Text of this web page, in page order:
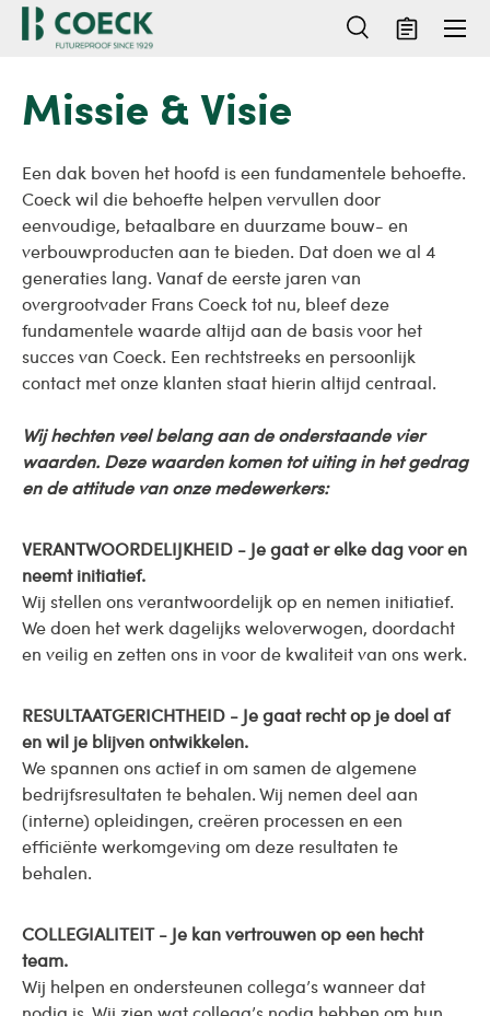
naar inhoud
ZoekenMandje
Menu
Missie & Visie
Een dak boven het hoofd is een fundamentele behoefte.
Coeck wil die behoefte helpen vervullen door
eenvoudige, betaalbare en duurzame bouw- en
verbouwproducten aan te bieden. Dat doen we al 4
generaties lang. Vanaf de eerste jaren van
overgrootvader Frans Coeck tot nu, bleef deze
fundamentele waarde altijd aan de basis voor het
succes van Coeck. Een rechtstreeks en persoonlijk
contact met onze klanten staat hierin altijd centraal.
Wij hechten veel belang aan de onderstaande vier
waarden. Deze waarden komen tot uiting in het gedrag
en de attitude van onze medewerkers:
VERANTWOORDELIJKHEID - Je gaat er elke dag voor en
neemt initiatief.
Wij stellen ons verantwoordelijk op en nemen initiatief.
We doen het werk dagelijks weloverwogen, doordacht
en veilig en zetten ons in voor de kwaliteit van ons werk.
RESULTAATGERICHTHEID - Je gaat recht op je doel af
en wil je blijven ontwikkelen.
We spannen ons actief in om samen de algemene
bedrijfsresultaten te behalen. Wij nemen deel aan
(interne) opleidingen, creëren processen en een
efficiënte werkomgeving om deze resultaten te
behalen.
COLLEGIALITEIT - Je kan vertrouwen op een hecht
team.
Wij helpen en ondersteunen collega’s wanneer dat